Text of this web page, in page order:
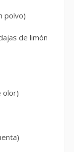
polvo)
de limón
olor)